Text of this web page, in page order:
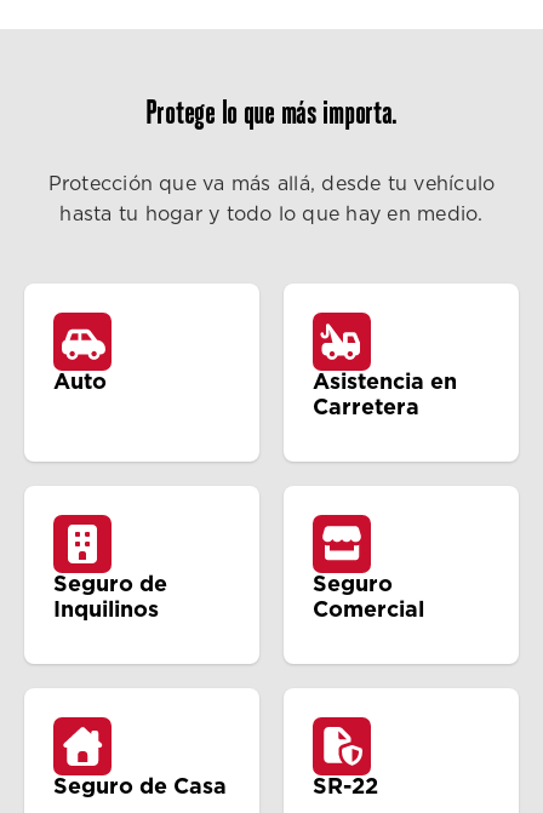
Protege lo que más importa.
Protección que va más allá, desde tu vehículo
hasta tu hogar y todo lo que hay en medio.
Auto
Asistencia en
Carretera
Seguro de
Inquilinos
Seguro
Comercial
Seguro de Casa SR-22